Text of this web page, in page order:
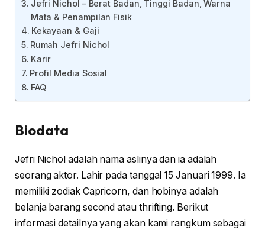
Jefri Nichol – Berat Badan, Tinggi Badan, Warna
Mata & Penampilan Fisik
Kekayaan & Gaji
Rumah Jefri Nichol
Karir
Profil Media Sosial
FAQ
Biodata
Jefri Nichol adalah nama aslinya dan ia adalah
seorang aktor. Lahir pada tanggal 15 Januari 1999. Ia
memiliki zodiak Capricorn, dan hobinya adalah
belanja barang second atau thrifting. Berikut
informasi detailnya yang akan kami rangkum sebagai